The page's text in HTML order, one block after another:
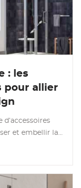
: les
pour allier
et embellir la